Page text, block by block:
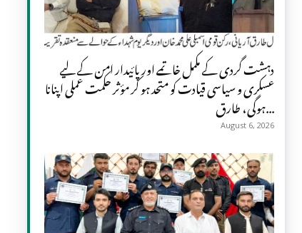
دہشت گردی کے مکمل خاتمے اور پائیدار امن کے لیے
عسکری و سیاسی قیادت کو متحد ہو کر مؤثر حکمت عملی اپنانا
ہوگی، طارق...
August 6, 2026